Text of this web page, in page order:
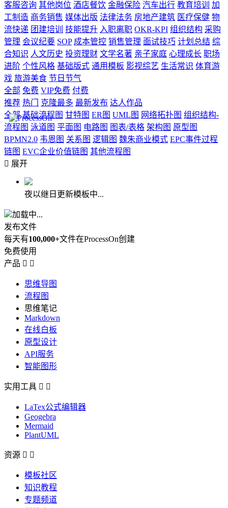
客服咨询 其他岗位 酒店餐饮 金融保险 汽车出行 教育培训
加
工制造 商务销售 媒体出版 法律法务 房地产建筑 医疗保健 物
流快递 团建培训 技能提升 入职离职 OKR-KPI 组织结构 采购
管理 会议纪要 SOP 成本管控 销售管理 面试技巧 计划总结 综
合知识 人文历史 投资理财 文学名著 亲子家庭 心理成长 职场
进阶 个性风格 基础版式 通用模板 影视综艺 生活常识 体育游
戏 旅游美食 节日节气
全部 免费 VIP免费 付费
推荐 热门 克隆最多 最新发布 达人作品
全部 基础流程图 甘特图 ER图 UML图 网络拓扑图 组织结构-
流程图 泳道图 平面图 电路图 图表/表格 架构图 原型图
BPMN2.0 韦恩图 关系图 逻辑图 魏朱商业模式 EPC事件过程
链图 EVC企业价值链图 其他流程图
 展开
夜以继日更新模板中...
加载中...
发布文件
每天有100,000+文件在ProcessOn创建
免费使用
产品  
思维导图
流程图
思维笔记
Markdown
在线白板
原型设计
API服务
智能图形
实用工具  
LaTex公式编辑器
Geogebra
Mermaid
PlantUML
资源  
模板社区
知识教程
专题频道